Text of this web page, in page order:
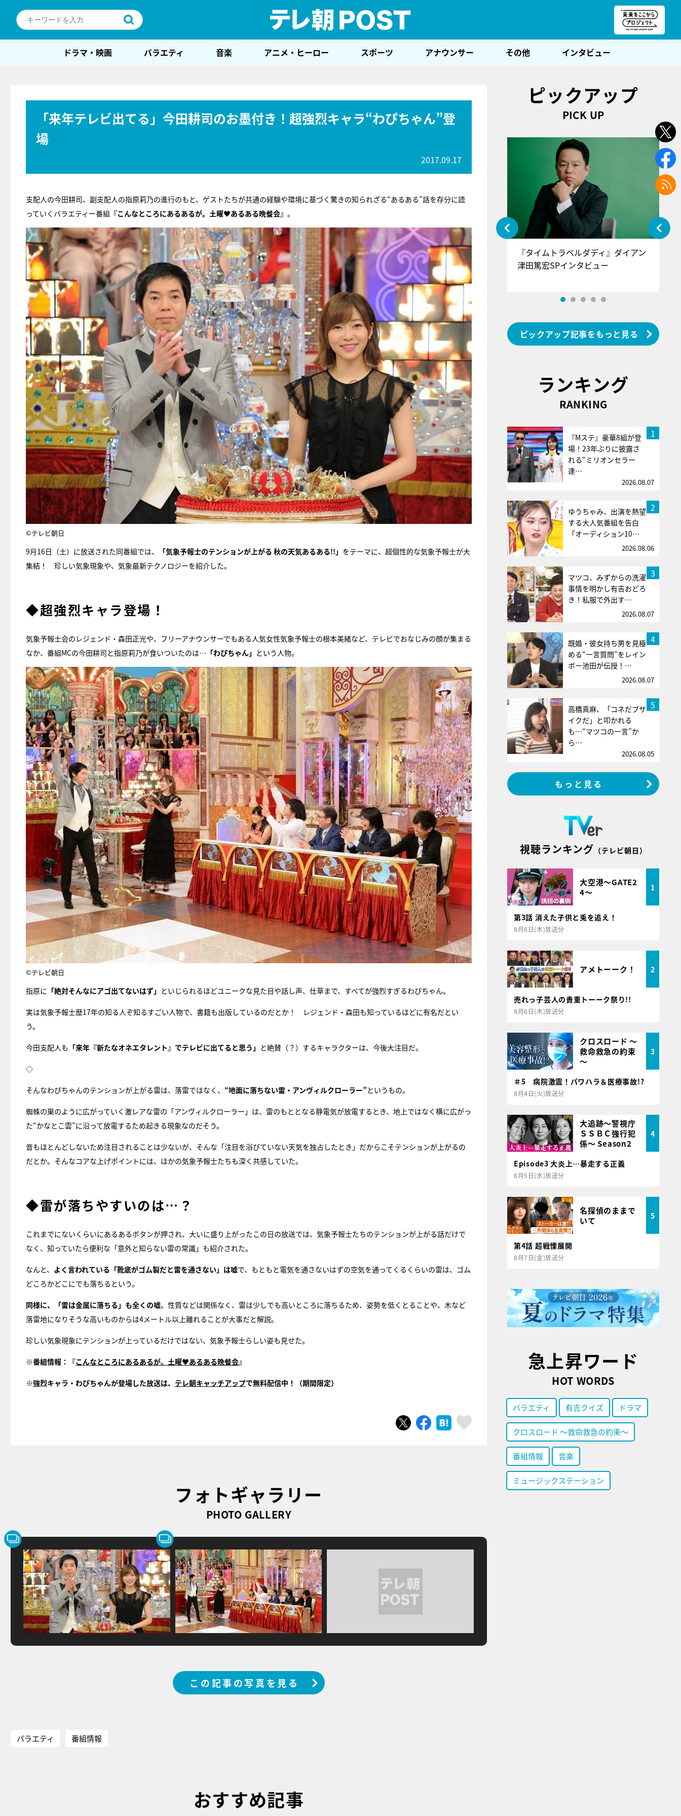
ドラマ・映画 バラエティ 音楽 アニメ・ヒーロー スポーツ アナウンサー その他 インタビュー
「来年テレビ出てる」今田耕司のお墨付き！超強烈キャラ“わぴちゃん”登
場
2017.09.17
支配人の今田耕司、副支配人の指原莉乃の進行のもと、ゲストたちが共通の経験や環境に基づく驚きの知られざる“あるある”話を存分に語
っていくバラエティー番組 『こんなところにあるあるが。土曜♥あるある晩餐会』 。
©テレビ朝日
9月16日（土）に放送された同番組では、 「気象予報士のテンションが上がる 秋の天気あるある!!」 をテーマに、超個性的な気象予報士が大
集結！ 珍しい気象現象や、気象最新テクノロジーを紹介した。
◆超強烈キャラ登場！
気象予報士会のレジェンド・森田正光や、フリーアナウンサーでもある人気女性気象予報士の根本美緒など、テレビでおなじみの顔が集まる
なか、番組MCの今田耕司と指原莉乃が食いついたのは… 「わぴちゃん」 という人物。
©テレビ朝日
指原に 「絶対そんなにアゴ出てないはず」 といじられるほどユニークな見た目や話し声、仕草まで、すべてが強烈すぎるわぴちゃん。
実は気象予報士歴17年の知る人ぞ知るすごい人物で、書籍も出版しているのだとか！ レジェンド・森田も知っているほどに有名だとい
う。
今田支配人も 「来年『新たなオネエタレント』でテレビに出てると思う」 と絶賛（？）するキャラクターは、今後大注目だ。
◇
そんなわぴちゃんのテンションが上がる雷は、落雷ではなく、 “地面に落ちない雷・アンヴィルクローラー”というもの。
蜘蛛の巣のように広がっていく激レアな雷の「アンヴィルクローラー」は、雷のもととなる静電気が放電するとき、地上ではなく横に広がっ
た“かなとこ雲”に沿って放電するため起きる現象なのだそう。
音もほとんどしないため注目されることは少ないが、そんな「注目を浴びていない天気を独占したとき」だからこそテンションが上がるの
だとか。そんなコアな上げポイントには、ほかの気象予報士たちも深く共感していた。
◆雷が落ちやすいのは…？
これまでにないくらいにあるあるボタンが押され、大いに盛り上がったこの日の放送では、気象予報士たちのテンションが上がる話だけで
なく、知っていたら便利な「意外と知らない雷の常識」も紹介された。
なんと、 よく言われている「靴底がゴム製だと雷を通さない」は嘘で、もともと電気を通さないはずの空気を通ってくるくらいの雷は、ゴム
どころかどこにでも落ちるという。
同様に、「雷は金属に落ちる」も全くの嘘。性質などは関係なく、雷は少しでも高いところに落ちるため、姿勢を低くとることや、木など
落雷地になりそうな高いものからは4メートル以上離れることが大事だと解説。
珍しい気象現象にテンションが上っているだけではない、気象予報士らしい姿も見せた。
※番組情報：『こんなところにあるあるが。土曜♥あるある晩餐会』
※強烈キャラ・わぴちゃんが登場した放送は、 テレ朝キャッチアップで無料配信中！（期間限定）
ツイートシェア はてブ スキボタン
フォトギャラリー
PHOTO GALLERY
この記事の写真を見る
バラエティ 番組情報
おすすめ記事
ピックアップ
PICK UP
『アイ＝ラブ！げーみんぐ』＝LOV
E齋藤樹愛羅＆佐々木舞香SPインタ
ビュー
『タイムトラベルダディ』ダイアン
津田篤宏SPインタビュー
ピックアップ記事をもっと見る
ランキング
RANKING
1
『Mステ』豪華8組が登
場！23年ぶりに披露さ
れる“ミリオンセラー
達…
2026.08.07
2
ゆうちゃみ、出演を熱望
する大人気番組を告白
「オーディション10…
2026.08.06
3
マツコ、みずからの洗濯
事情を明かし有吉おどろ
き！私服で外出す…
2026.08.07
4
既婚・彼女持ち男を見極
める“一言質問”をレイン
ボー池田が伝授！…
2026.08.07
5
高橋真麻、「コネだブサ
イクだ」と叩かれる
も…“マツコの一言”か
ら…
2026.08.05
もっと見る
視聴ランキング （テレビ朝日）
大空港～GATE2
4～
1
第3話 消えた子供と兎を追え！
8月6日(木)放送分
アメトーーク！ 2
売れっ子芸人の貴重トーーク祭り!!
8月6日(木)放送分
クロスロード ～
救命救急の約束
～
3
＃5 病院激震！パワハラ＆医療事故!?
8月4日(火)放送分
大追跡～警視庁
ＳＳＢＣ強行犯
係～ Season2
4
Episode3 大炎上…暴走する正義
8月5日(水)放送分
名探偵のままで
いて
5
第4話 超戦慄展開
8月7日(金)放送分
急上昇ワード
HOT WORDS
バラエティ 有吉クイズ ドラマ
クロスロード ～救命救急の約束～
番組情報 音楽
ミュージックステーション